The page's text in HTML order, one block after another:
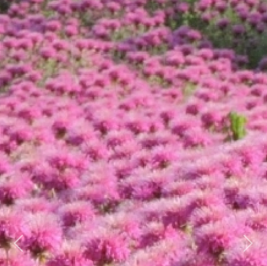
Previous Next